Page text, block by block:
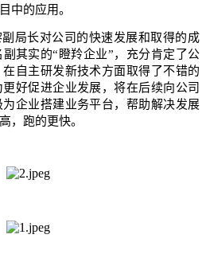
中的应用。
局长对公司的快速发展和取得的成
其实的“瞪羚企业”，充分肯定了公
自主研发新技术方面取得了不错的
好促进企业发展，将在后续向公司
企业搭建业务平台，帮助解决发展
，跑的更快。